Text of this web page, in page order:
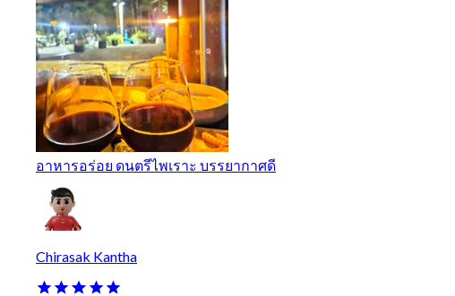
อาหารอร่อย ดนตรีไพเราะ บรรยากาศดี
Chirasak Kantha